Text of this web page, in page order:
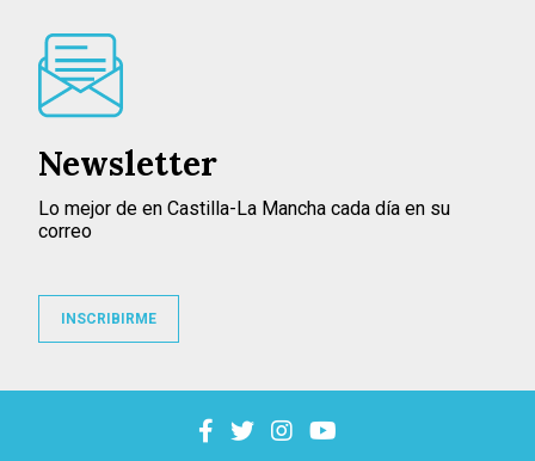
Newsletter
Lo mejor de en Castilla-La Mancha cada día en su
correo
INSCRIBIRME